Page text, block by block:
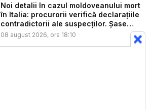
Noi detalii în cazul moldoveanului mort
în Italia: procurorii verifică declarațiile
contradictorii ale suspecților. Șase
per...
08 august 2026, ora 18:10